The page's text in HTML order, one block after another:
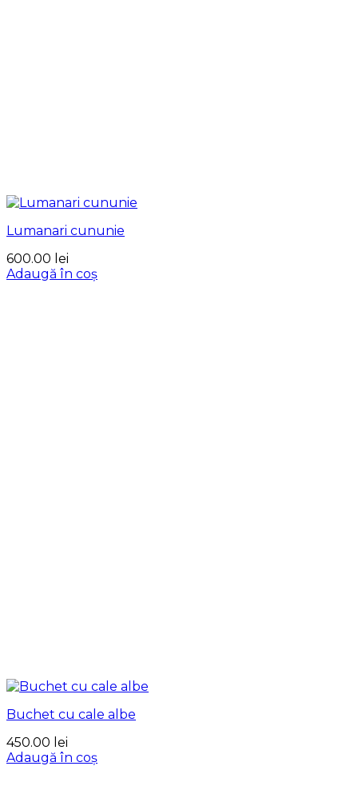
Lumanari cununie
600.00 lei
Adaugă în coș
Buchet cu cale albe
450.00 lei
Adaugă în coș